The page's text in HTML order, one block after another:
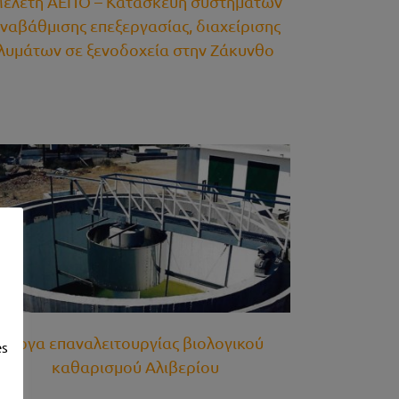
επεξεργασίας, διαχείρισης
σε ξενοδοχεία στην Ζάκυνθο
Έργα επαναλειτουργίας βιολογικού
καθαρισμού Αλιβερίου